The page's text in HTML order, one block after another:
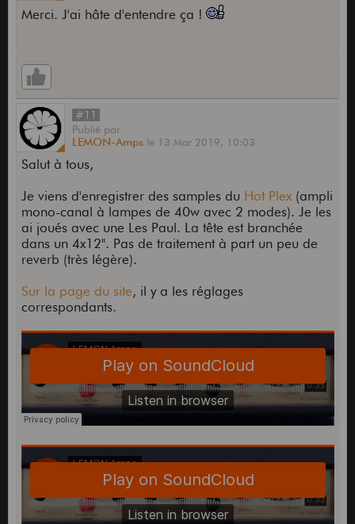
Merci. J'ai hâte d'entendre ça !
#11
Publié par
LEMON-Amps le 13 Mar 2019, 10:03
Salut à tous,
Je viens d'enregistrer des samples du Hot Plex(ampli
mono-canal à lampes de 40w avec 2 modes). Je les
ai joués avec une Les Paul. La tête est branchée
dans un 4x12". Pas de traitement à part un peu de
reverb (très légère).
Sur la page du site, il y a les réglages
correspondants.